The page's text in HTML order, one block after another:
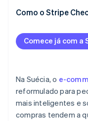
Outros métodos
Facilitar o
Conectar seus
Usar o débito
Identificar as
pagamento
Sempre verifique
Fique atento aos
Use ferramentas
Bloqueie seus
Treine sua equipe
suspeitas
Como o Stripe
Comece já com a
Na Suécia, o e-
reformulado para
mais inteligentes e
compras tendem a